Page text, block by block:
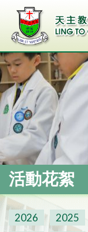
活動花絮
2026 2025